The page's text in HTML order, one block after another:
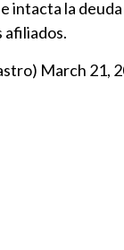
la
afiliados.
March 21,